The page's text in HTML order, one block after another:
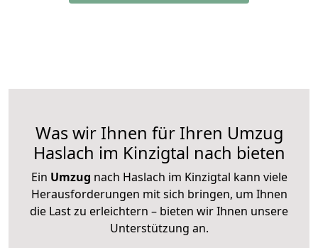
Was wir Ihnen für Ihren Umzug
Haslach im Kinzigtal nach bieten
Ein Umzug nach Haslach im Kinzigtal kann viele
Herausforderungen mit sich bringen, um Ihnen
die Last zu erleichtern – bieten wir Ihnen unsere
Unterstützung an.